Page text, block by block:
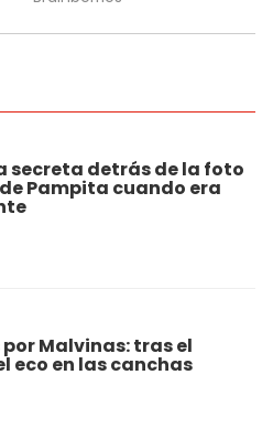
secreta detrás de la foto
Pampita cuando era
Malvinas: tras el
eco en las canchas